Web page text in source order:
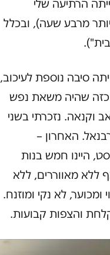
הרתיעה שלי
מרבע שעה), ובכלל
סיבה נוספת לעיכוב,
כזה שהיה משאת נפש
וקנאה. נזכרתי בשני
שלי במחלקה 3ב' באברבנאל. האחרון –
האסבסט, היינו חמש בנות
ללא מאווררים, ללא
ומכוער, לא נקי ומוזנח.
והצפות קבועות.